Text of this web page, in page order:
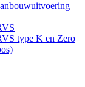
type K en Zero